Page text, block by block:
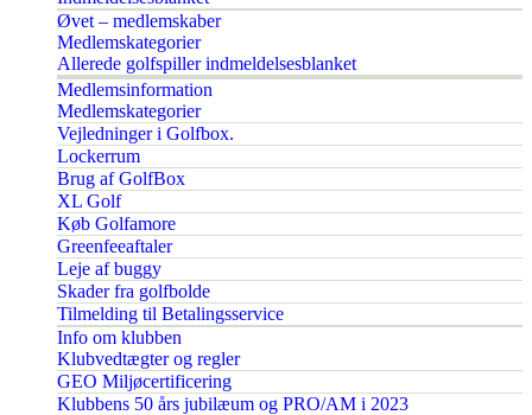
Øvet – medlemskaber
Medlemskategorier
Allerede golfspiller indmeldelsesblanket
Medlemsinformation
Medlemskategorier
Vejledninger i Golfbox.
Lockerrum
Brug af GolfBox
XL Golf
Køb Golfamore
Greenfeeaftaler
Leje af buggy
Skader fra golfbolde
Tilmelding til Betalingsservice
Info om klubben
Klubvedtægter og regler
GEO Miljøcertificering
Klubbens 50 års jubilæum og PRO/AM i 2023